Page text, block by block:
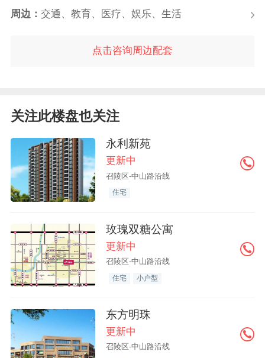
周边： 交通、教育、医疗、娱乐、生活
点击咨询周边配套
关注此楼盘也关注
永利新苑
更新中
召陵区-中山路沿线
住宅
玫瑰双糖公寓
更新中
召陵区-中山路沿线
住宅 小户型
东方明珠
更新中
召陵区-中山路沿线